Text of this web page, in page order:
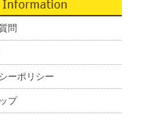
問
ーポリシー
プ